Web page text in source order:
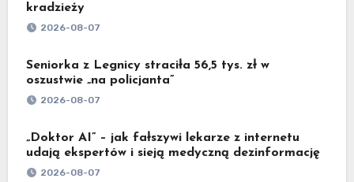
kradzieży
2026-08-07
Seniorka z Legnicy straciła 56,5 tys. zł w
oszustwie „na policjanta”
2026-08-07
„Doktor AI” – jak fałszywi lekarze z internetu
udają ekspertów i sieją medyczną dezinformację
2026-08-07